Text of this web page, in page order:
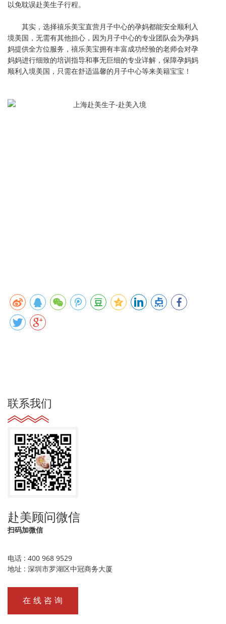
以免耽误赴美生子行程。
其实，选择禧乐美宝直营月子中心的孕妈都能安全顺利入
境美国，无需有其他担心，因为月子中心的专业团队会为孕妈
妈提供全方位服务， 禧乐美宝拥有丰富成功经验的老师会对孕
妈妈进行细致的培训指导和事无巨细的专业详解，保障孕妈妈
顺利入境美国，只需在舒适温馨的月子中心等来美籍宝宝！
联系我们
赴美顾问微信
扫码加微信
电话 : 400 968 9529
地址 : 深圳市罗湖区中冠商务大厦
在 线 咨 询